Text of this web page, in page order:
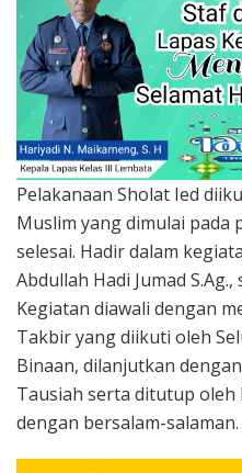
Pelakanaan Sholat Ied
Muslim yang dimulai pada
selesai. Hadir dalam
Abdullah Hadi Jumad
Kegiatan diawali dengan
Takbir yang diikuti oleh
Binaan, dilanjutkan
Tausiah serta ditutup oleh
dengan bersalam-salaman.